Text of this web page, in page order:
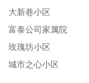
大新巷小区
富泰公司家属院
玫瑰坊小区
城市之心小区